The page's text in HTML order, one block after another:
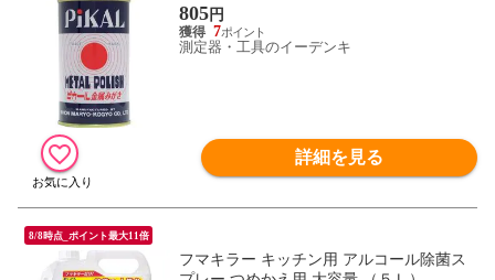
805円
7
測定器・工具のイーデンキ
詳細を見る
8/8時点_ポイント最大11倍
フマキラー キッチン用 アルコール除菌ス